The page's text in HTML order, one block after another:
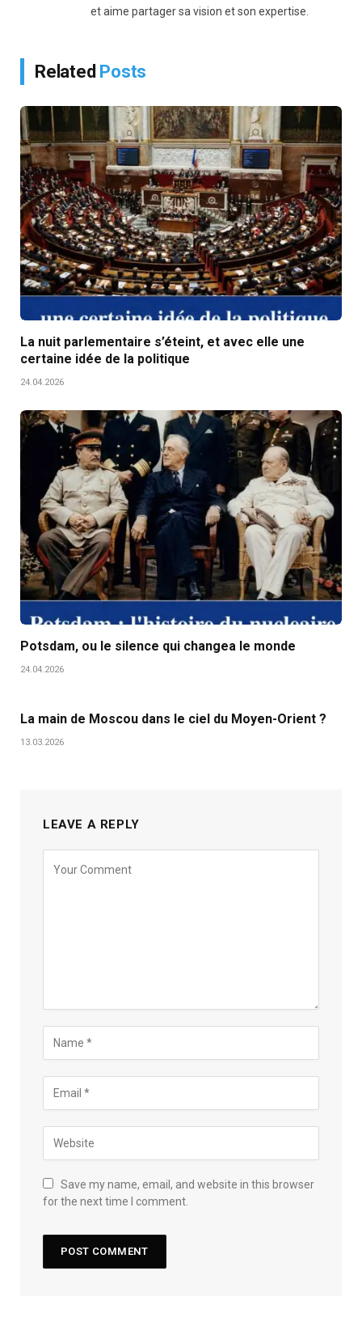
et aime partager sa vision et son expertise.
Related Posts
La nuit parlementaire s’éteint, et avec elle une
certaine idée de la politique
24.04.2026
Potsdam, ou le silence qui changea le monde
24.04.2026
La main de Moscou dans le ciel du Moyen-Orient ?
13.03.2026
LEAVE A REPLY
Save my name, email, and website in this browser
for the next time I comment.